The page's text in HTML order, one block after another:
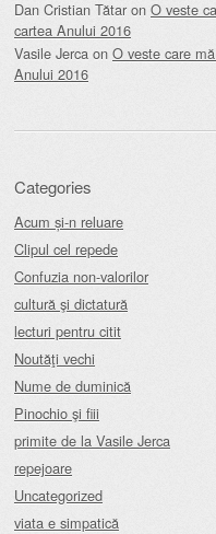
Dan Cristian Tătar on O veste
cartea Anului 2016
Vasile Jerca on O veste care
Anului 2016
Categories
Acum și-n reluare
Clipul cel repede
Confuzia non-valorilor
cultură şi dictatură
lecturi pentru citit
Noutăţi vechi
Nume de duminică
Pinochio şi fiii
primite de la Vasile Jerca
repejoare
Uncategorized
viata e simpatică